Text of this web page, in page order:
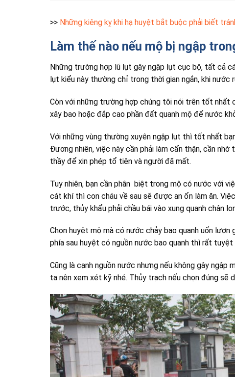
>> Những kiêng kỵ khi hạ huyệt bắt buộc phải biết
Làm thế nào nếu mộ bị ngập
Những trường hợp lũ lụt gây ngập lụt cục bộ, tất cả
lụt kiểu này thường chỉ trong thời gian ngắn, khi nước
Còn với những trường hợp chúng tôi nói trên tốt
xây bao hoặc đắp cao phần đất quanh mộ để nước
Với những vùng thường xuyên ngập lụt thì tốt nhất
Đương nhiên, việc này cần phải làm cẩn thận, cần
thầy để xin phép tổ tiên và người đã mất.
Tuy nhiên, bạn cần phân biệt trong mộ có nước với
cát khí thì con cháu về sau sẽ được an ổn làm ăn.
trước, thủy khẩu phải chầu bái vào xung quanh chân
Chọn huyệt mộ mà có nước chảy bao quanh uốn
phía sau huyệt có nguồn nước bao quanh thì rất tuyệt
Cũng là cạnh nguồn nước nhưng nếu không gây
ta nên xem xét kỹ nhé. Thủy trạch nếu chọn đúng